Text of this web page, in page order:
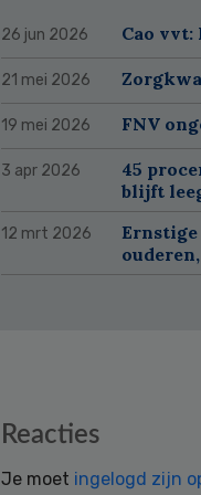
26 jun 2026 Cao
21 mei 2026
19 mei 2026 FNV
3 apr 2026
45
blijft
12 mrt 2026
Reacties
Je moet ingelogd zijn